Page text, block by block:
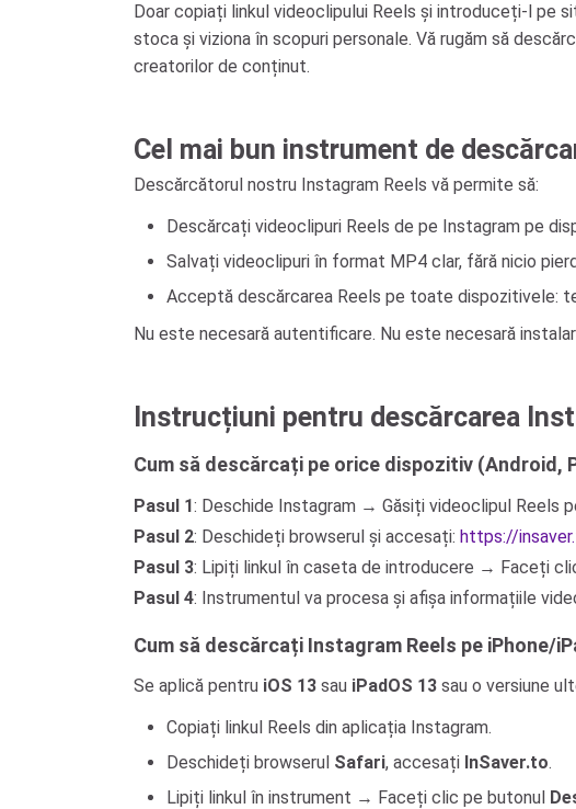
Doar copiați linkul videoclipului Reels și introduceți-l pe
stoca și viziona în scopuri personale. Vă rugăm să
creatorilor de conținut.
Cel mai bun instrument de
Descărcătorul nostru Instagram Reels vă permite să:
Descărcați videoclipuri Reels de pe Instagram pe
Salvați videoclipuri în format MP4 clar, fără nicio
Acceptă descărcarea Reels pe toate dispozitivele:
Nu este necesară autentificare. Nu este necesară
Instrucțiuni pentru descărcarea
Cum să descărcați pe orice dispozitiv (Android,
Pasul 1: Deschide Instagram → Găsiți videoclipul Reels
Pasul 2: Deschideți browserul și accesați: https://
Pasul 3: Lipiți linkul în caseta de introducere → Faceți
Pasul 4: Instrumentul va procesa și afișa informațiile
Cum să descărcați Instagram Reels pe iPhone/
Se aplică pentru iOS 13 sau iPadOS 13 sau o versiune
Copiați linkul Reels din aplicația Instagram.
Deschideți browserul Safari, accesați InSaver.to.
Lipiți linkul în instrument → Faceți clic pe butonul